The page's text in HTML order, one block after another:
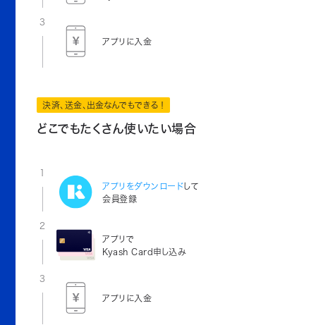
3
アプリに入金
決済、送金、出金なんでもできる！
どこでもたくさん使いたい場合
1
アプリをダウンロードして
会員登録
2
アプリで
Kyash Card申し込み
3
アプリに入金